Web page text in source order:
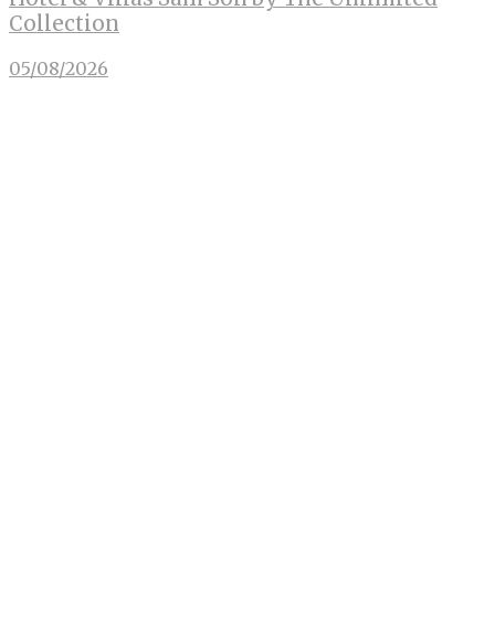
Collection
05/08/2026